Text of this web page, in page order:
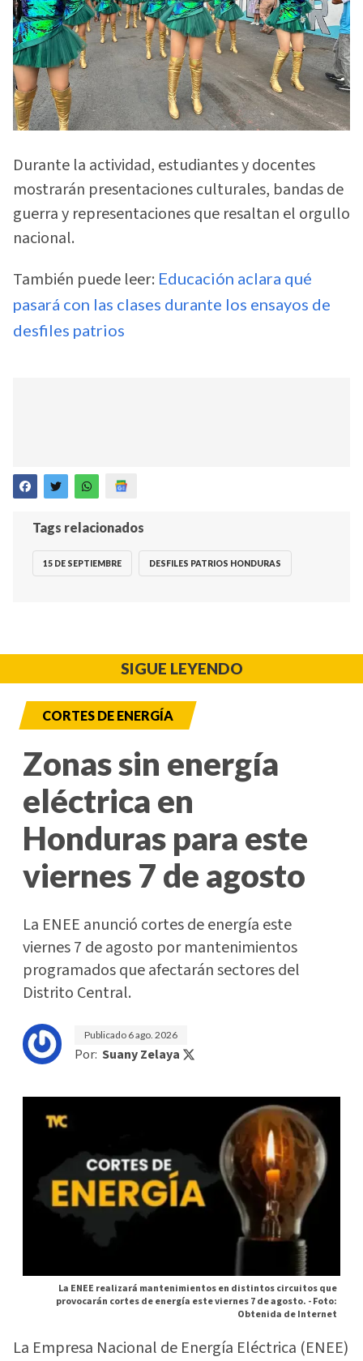
Durante la actividad, estudiantes y docentes
mostrarán presentaciones culturales, bandas de
guerra y representaciones que resaltan el orgullo
nacional.
También puede leer: Educación aclara qué
pasará con las clases durante los ensayos de
desfiles patrios
Tags relacionados
15 DE SEPTIEMBRE DESFILES PATRIOS HONDURAS
SIGUE LEYENDO
CORTES DE ENERGÍA
Zonas sin energía
eléctrica en
Honduras para este
viernes 7 de agosto
La ENEE anunció cortes de energía este
viernes 7 de agosto por mantenimientos
programados que afectarán sectores del
Distrito Central.
Publicado 6 ago. 2026
Por: Suany Zelaya
La ENEE realizará mantenimientos en distintos circuitos que
provocarán cortes de energía este viernes 7 de agosto. -Foto:
Obtenida de Internet
La Empresa Nacional de Energía Eléctrica (ENEE)